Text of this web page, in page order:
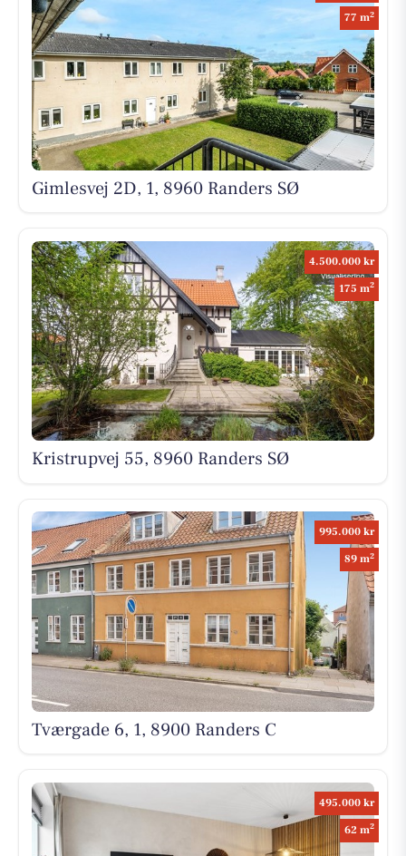
77 m2
Gimlesvej 2D, 1, 8960 Randers SØ
4.500.000 kr
175 m2
Kristrupvej 55, 8960 Randers SØ
995.000 kr
89 m2
Tværgade 6, 1, 8900 Randers C
495.000 kr
62 m2